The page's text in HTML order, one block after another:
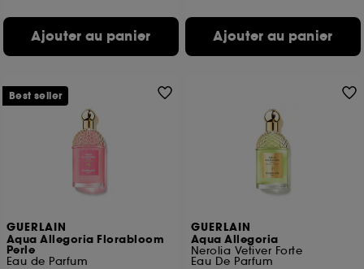
Ajouter au panier Ajouter au panier
GUERLAIN
Aqua Allegoria Florabloom
Perle
Eau de Parfum
Best seller
GUERLAIN
Aqua Allegoria
Nerolia Vetiver Forte
Eau De Parfum